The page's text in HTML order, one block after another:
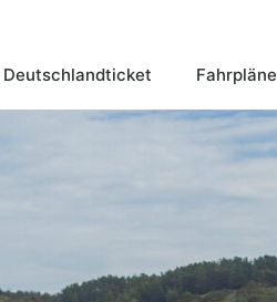
Deutschlandticket Fahrpläne